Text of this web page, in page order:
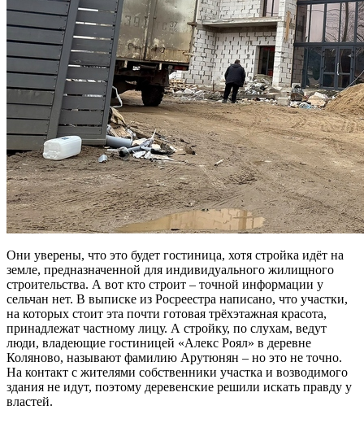
Они уверены, что это будет гостиница, хотя стройка идёт на
земле, предназначенной для индивидуального жилищного
строительства. А вот кто строит – точной информации у
сельчан нет. В выписке из Росреестра написано, что участки,
на которых стоит эта почти готовая трёхэтажная красота,
принадлежат частному лицу. А стройку, по слухам, ведут
люди, владеющие гостиницей «Алекс Роял» в деревне
Коляново, называют фамилию Арутюнян – но это не точно.
На контакт с жителями собственники участка и возводимого
здания не идут, поэтому деревенские решили искать правду у
властей.